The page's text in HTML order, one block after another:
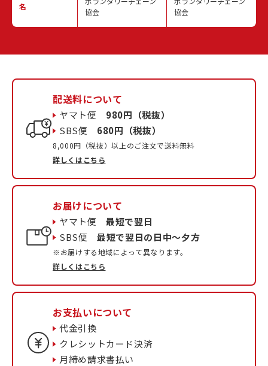
名
協会
協会
配送料について
ヤマト便 980円（税抜）
SBS便 680円（税抜）
8,000円（税抜）以上のご注文で送料無料
詳しくはこちら
お届けについて
ヤマト便最短で翌日
SBS便最短で翌日の日中〜夕方
※お届けする地域によって異なります。
詳しくはこちら
お支払いについて
代金引換
クレシットカード決済
月締め請求書払い